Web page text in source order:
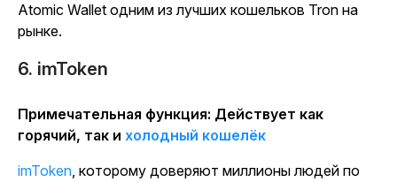
Atomic Wallet одним из лучших кошельков Tron на
рынке.
6. imToken
Примечательная функция: Действует как
горячий, так и холодный кошелёк
imToken, которому доверяют миллионы людей по